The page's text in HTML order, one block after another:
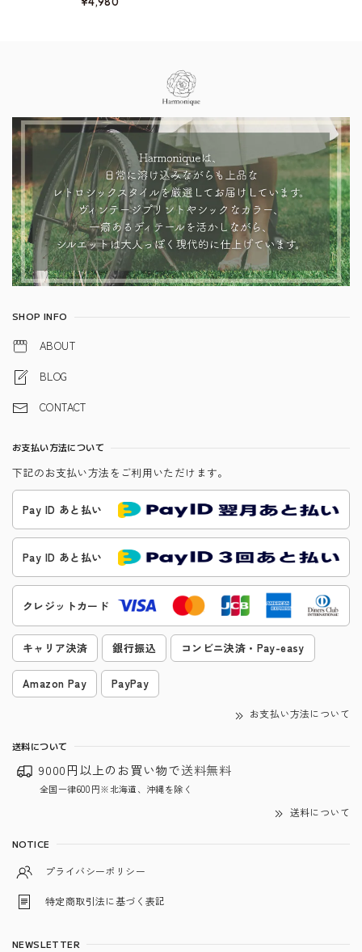
SHOP INFO
ABOUT
BLOG
CONTACT
お支払い方法について
下記のお支払い方法をご利用いただけます。
Pay ID あと払い
Pay ID あと払い
クレジットカード
キャリア決済 銀行振込 コンビニ決済・Pay-easy
Amazon Pay PayPay
お支払い方法について
送料について
9000円以上のお買い物で送料無料
全国一律600円※北海道、沖縄を除く
送料について
NOTICE
プライバシーポリシー
特定商取引法に基づく表記
NEWSLETTER